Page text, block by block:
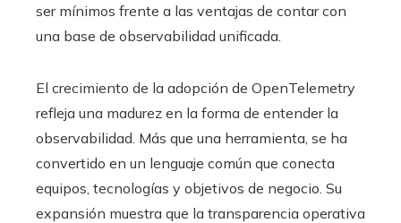
ser mínimos frente a las ventajas de contar con
una base de observabilidad unificada.
El crecimiento de la adopción de OpenTelemetry
refleja una madurez en la forma de entender la
observabilidad. Más que una herramienta, se ha
convertido en un lenguaje común que conecta
equipos, tecnologías y objetivos de negocio. Su
expansión muestra que la transparencia operativa